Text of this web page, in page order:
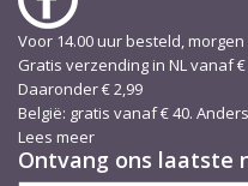
Voor 14.00 uur besteld, morgen
Gratis verzending in NL vanaf €
Daaronder € 2,99
België: gratis vanaf € 40.
Lees meer
Ontvang ons laatste